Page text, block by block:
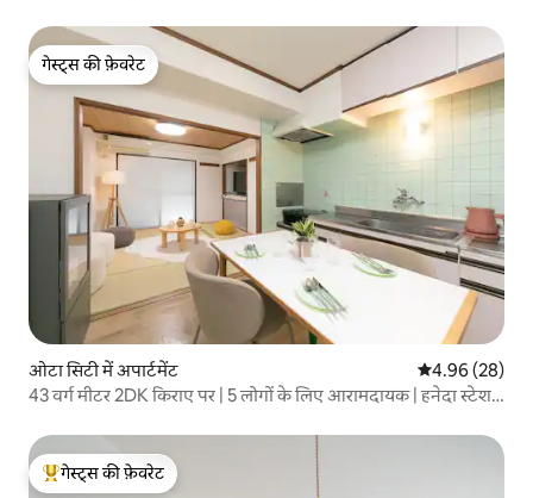
गेस्ट्स की फ़ेवरेट
गेस्ट्स की फ़ेवरेट
ओटा सिटी में अपार्टमेंट औसत रेटिंग 5 में
4.96 (28)
43 वर्ग मीटर 2DK किराए पर | 5 लोगों के लिए आरामदायक | हनेदा स्टेशन
गेस्ट्स का टॉप फ़ेवरेट
गेस्ट्स की फ़ेवरेट